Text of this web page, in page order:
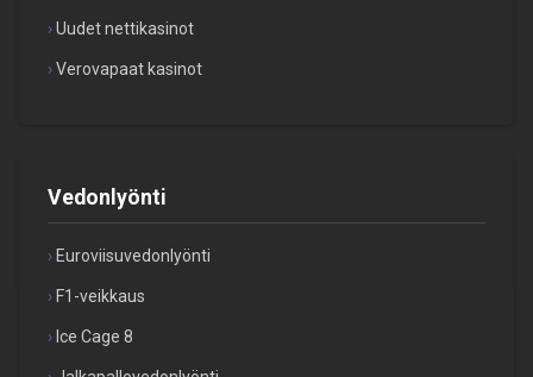
Uudet nettikasinot
Verovapaat kasinot
Vedonlyönti
Euroviisuvedonlyönti
F1-veikkaus
Ice Cage 8